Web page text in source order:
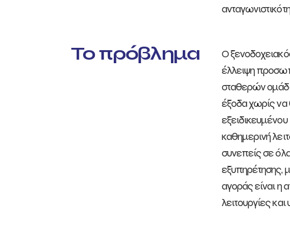
Το πρόβλημα
Ο
έλλειψη
σταθερών
έξοδα χωρίς να
καθημερινή
συνεπείς σε
εξυπηρέτησης,
αγοράς είναι η
λειτουργίες